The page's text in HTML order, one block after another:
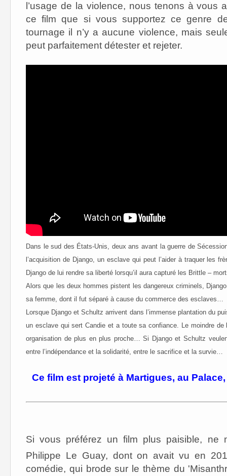
l’usage de la violence, nous tenons à vous
ce film que si vous supportez ce genre
tournage il n’y a aucune violence, mais
peut parfaitement détester et rejeter.
Dans le sud des États-Unis, deux ans avant la guerre de
l’acquisition de Django, un esclave qui peut l’aider à traquer les
Django de lui rendre sa liberté lorsqu’il aura capturé les Brittle –
Alors que les deux hommes pistent les dangereux criminels,
sa femme, dont il fut séparé à cause du commerce des esclaves…
Lorsque Django et Schultz arrivent dans l’immense plantation du
un esclave qui sert Candie et a toute sa confiance. Le moindre
organisation de plus en plus proche… Si Django et Schultz
entre l’indépendance et la solidarité, entre le sacrifice et la survie…
Ce film est projeté à Martigues, au
Si vous préférez un film plus paisible, ne
Philippe Le Guay, dont on avait vu en
comédie, qui brode sur le thème du